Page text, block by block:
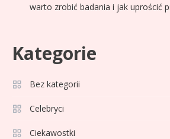
warto zrobić badania i jak uprościć
Kategorie
Bez kategorii
Celebryci
Ciekawostki
Adam Zdrójkowski